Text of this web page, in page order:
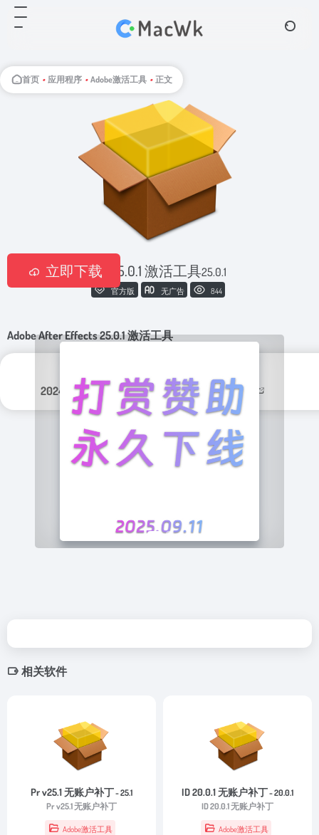
首页 • 应用程序 • Adobe激活工具 • 正文
Ae 25.0.1 激活工具25.0.1
官方版 无广告 844
Adobe After Effects 25.0.1 激活工具
2024年 11月 10日 Adobe激活工具
立即下载
相关软件
Pr v25.1 无账户补丁- 25.1
Pr v25.1 无账户补丁
Adobe激活工具
ID 20.0.1 无账户补丁- 20.0.1
ID 20.0.1 无账户补丁
Adobe激活工具